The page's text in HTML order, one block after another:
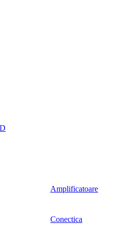
Amplificatoare
Conectica